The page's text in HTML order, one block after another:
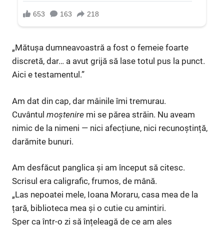
„Mătușa dumneavoastră a fost o femeie foarte
discretă, dar… a avut grijă să lase totul pus la punct.
Aici e testamentul.”
Am dat din cap, dar mâinile îmi tremurau.
Cuvântul moștenire mi se părea străin. Nu aveam
nimic de la nimeni — nici afecțiune, nici recunoștință,
darămite bunuri.
Am desfăcut panglica și am început să citesc.
Scrisul era caligrafic, frumos, de mână.
„Las nepoatei mele, Ioana Moraru, casa mea de la
țară, biblioteca mea și o cutie cu amintiri.
Sper ca într-o zi să înțeleagă de ce am ales